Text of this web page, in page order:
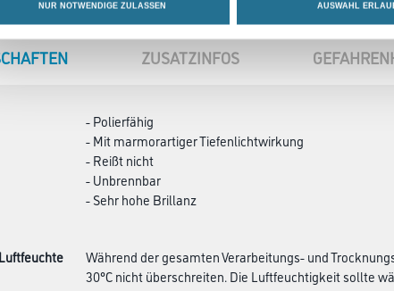
NUR NOTWENDIGE ZULASSEN AUSWAHL
ZUSATZINFOS
- Polierfähig
- Mit marmorartiger Tiefenlichtwirkung
- Reißt nicht
- Unbrennbar
- Sehr hohe Brillanz
Während der gesamten Verarbeitungs- und
30°C nicht überschreiten. Die Luftfeuchtigkeit sollte